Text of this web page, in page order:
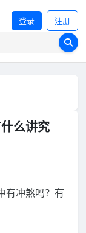
登录 注册
么讲究
有冲煞吗？有